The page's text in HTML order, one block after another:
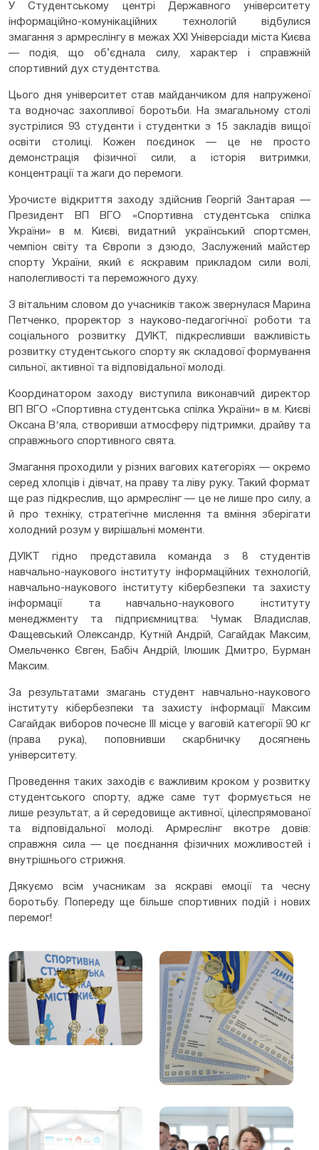
У Студентському центрі Державного університету
інформаційно-комунікаційних технологій відбулися
змагання з армреслінгу в межах ХХІ Універсіади міста Києва
— подія, що об’єднала силу, характер і справжній
спортивний дух студентства.
Цього дня університет став майданчиком для напруженої
та водночас захопливої боротьби. На змагальному столі
зустрілися 93 студенти і студентки з 15 закладів вищої
освіти столиці. Кожен поєдинок — це не просто
демонстрація фізичної сили, а історія витримки,
концентрації та жаги до перемоги.
Урочисте відкриття заходу здійснив Георгій Зантарая —
Президент ВП ВГО «Спортивна студентська спілка
України» в м. Києві, видатний український спортсмен,
чемпіон світу та Європи з дзюдо, Заслужений майстер
спорту України, який є яскравим прикладом сили волі,
наполегливості та переможного духу.
З вітальним словом до учасників також звернулася Марина
Петченко, проректор з науково-педагогічної роботи та
соціального розвитку ДУІКТ, підкресливши важливість
розвитку студентського спорту як складової формування
сильної, активної та відповідальної молоді.
Координатором заходу виступила виконавчий директор
ВП ВГО «Спортивна студентська спілка України» в м. Києві
Оксана Вʼяла, створивши атмосферу підтримки, драйву та
справжнього спортивного свята.
Змагання проходили у різних вагових категоріях — окремо
серед хлопців і дівчат, на праву та ліву руку. Такий формат
ще раз підкреслив, що армреслінг — це не лише про силу, а
й про техніку, стратегічне мислення та вміння зберігати
холодний розум у вирішальні моменти.
ДУІКТ гідно представила команда з 8 студентів
навчально-наукового інституту інформаційних технологій,
навчально-наукового інституту кібербезпеки та захисту
інформації та навчально-наукового інституту
менеджменту та підприємництва: Чумак Владислав,
Фащевський Олександр, Кутній Андрій, Сагайдак Максим,
Омельченко Євген, Бабіч Андрій, Ілюшик Дмитро, Бурман
Максим.
За результатами змагань студент навчально-наукового
інституту кібербезпеки та захисту інформації Максим
Сагайдак виборов почесне ІІІ місце у ваговій категорії 90 кг
(права рука), поповнивши скарбничку досягнень
університету.
Проведення таких заходів є важливим кроком у розвитку
студентського спорту, адже саме тут формується не
лише результат, а й середовище активної, цілеспрямованої
та відповідальної молоді. Армреслінг вкотре довів:
справжня сила — це поєднання фізичних можливостей і
внутрішнього стрижня.
Дякуємо всім учасникам за яскраві емоції та чесну
боротьбу. Попереду ще більше спортивних подій і нових
перемог!